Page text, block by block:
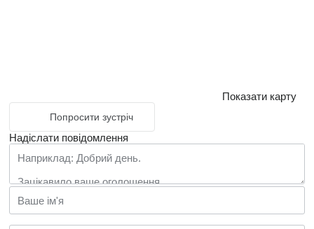
Показати карту
Попросити зустріч
Надіслати повідомлення